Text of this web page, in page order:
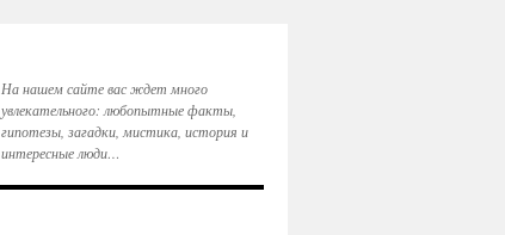
На нашем сайте вас ждет много
увлекательного: любопытные факты,
гипотезы, загадки, мистика, история и
интересные люди…